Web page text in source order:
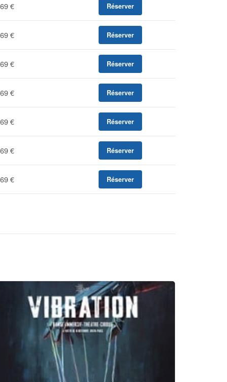
€ Réserver
€ Réserver
€ Réserver
€ Réserver
€ Réserver
€ Réserver
€ Réserver